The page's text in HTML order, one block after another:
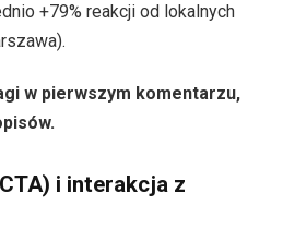
+79% reakcji od lokalnych
w pierwszym komentarzu,
i interakcja z